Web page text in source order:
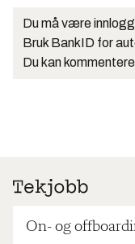
Du må være
Bruk BankID for
Du kan
On- og